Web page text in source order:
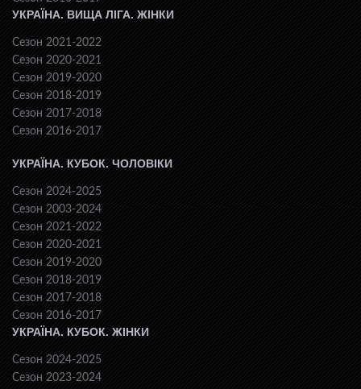
УКРАЇНА. ВИЩА ЛІГА. ЖІНКИ
Сезон 2021-2022
Сезон 2020-2021
Сезон 2019-2020
Сезон 2018-2019
Сезон 2017-2018
Сезон 2016-2017
УКРАЇНА. КУБОК. ЧОЛОВІКИ
Сезон 2024-2025
Сезон 2003-2024
Сезон 2021-2022
Сезон 2020-2021
Сезон 2019-2020
Сезон 2018-2019
Сезон 2017-2018
Сезон 2016-2017
УКРАЇНА. КУБОК. ЖІНКИ
Сезон 2024-2025
Сезон 2023-2024